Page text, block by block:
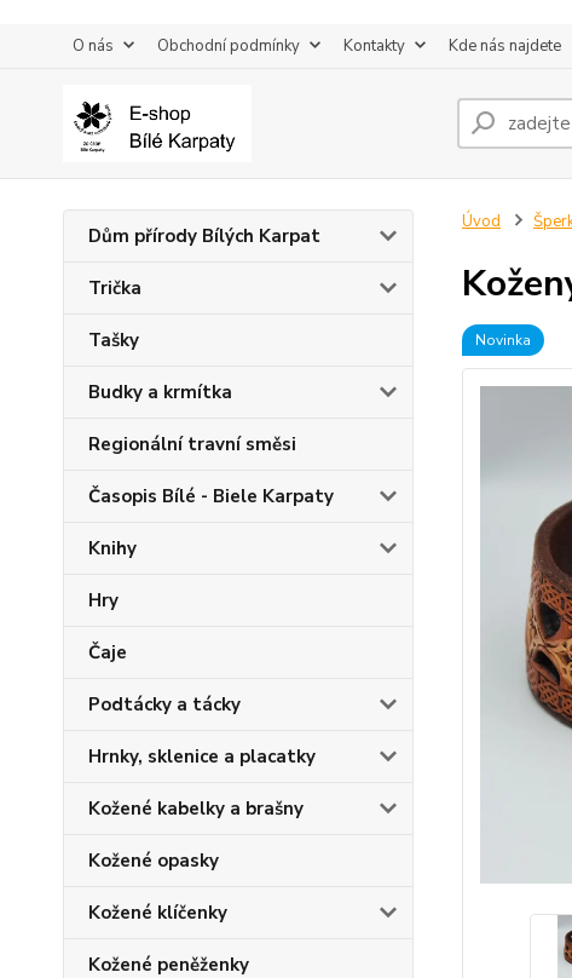
O nás Obchodní podmínky Kontakty Kde nás najdete
Dům přírody Bílých Karpat
Trička
Tašky
Budky a krmítka
Regionální travní směsi
Časopis Bílé - Biele Karpaty
Knihy
Hry
Čaje
Podtácky a tácky
Hrnky, sklenice a placatky
Kožené kabelky a brašny
Kožené opasky
Kožené klíčenky
Kožené peněženky
Úvod
Novinka